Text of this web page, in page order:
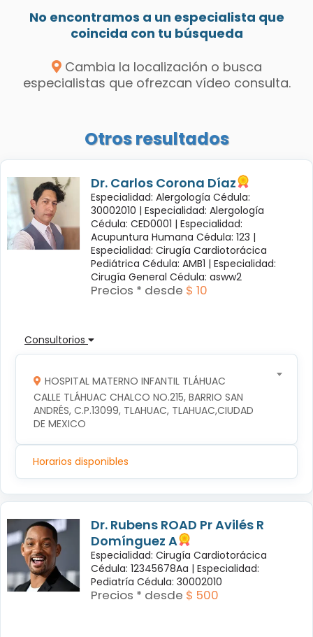
No encontramos a un especialista que
coincida con tu búsqueda
Cambia la localización o busca
especialistas que ofrezcan vídeo consulta.
Otros resultados
Dr. Carlos Corona Díaz
Especialidad: Alergología Cédula:
30002010 | Especialidad: Alergología
Cédula: CED0001 | Especialidad:
Acupuntura Humana Cédula: 123 |
Especialidad: Cirugía Cardiotorácica
Pediátrica Cédula: AMB1 | Especialidad:
Cirugía General Cédula: asww2
Precios * desde $ 10
Consultorios
HOSPITAL MATERNO INFANTIL TLÁHUAC
CALLE TLÁHUAC CHALCO NO.215, BARRIO SAN
ANDRÉS, C.P.13099, TLAHUAC, TLAHUAC,CIUDAD
DE MEXICO
Horarios disponibles
Dr. Rubens ROAD Pr Avilés R
Domínguez A
Especialidad: Cirugía Cardiotorácica
Cédula: 12345678Aa | Especialidad:
Pediatría Cédula: 30002010
Precios * desde $ 500